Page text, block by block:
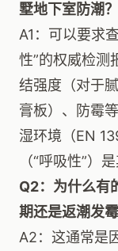
墅地下室防潮？
A1：可以要求
性”的权威检测
结强度（对于
膏板）、防霉
湿环境（EN
（“呼吸性”）
Q2：为什么有
期还是返潮发霉
A2：这通常是